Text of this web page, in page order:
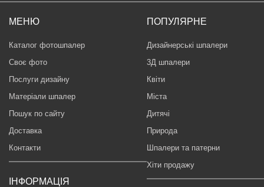
МЕНЮ
Каталог фотошпалер
Своє фото
Послуги дизайну
Матеріали шпалер
Пошук по сайту
Доставка
Контакти
ІНФОРМАЦІЯ
ПОПУЛЯРНЕ
Дизайнерські шпалери
3Д шпалери
Квіти
Міста
Дитячі
Природа
Шпалери та патерни
Хіти продажу